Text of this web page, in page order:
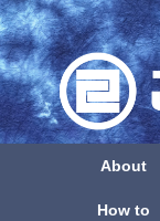
About
How to